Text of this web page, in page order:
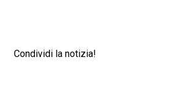
Condividi la notizia!